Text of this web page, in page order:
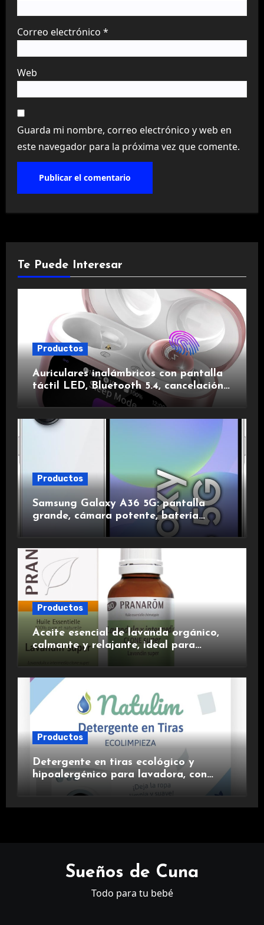
Correo electrónico *
Web
Guarda mi nombre, correo electrónico y web en
este navegador para la próxima vez que comente.
Te Puede Interesar
Productos
Auriculares inalámbricos con pantalla
táctil LED, Bluetooth 5.4, cancelación
de ruido, impermeables y de larga
Productos
Samsung Galaxy A36 5G: pantalla
grande, cámara potente, batería
duradera y carga rápida para una
experiencia premium.
Productos
Aceite esencial de lavanda orgánico,
calmante y relajante, ideal para
Productos
Detergente en tiras ecológico y
hipoalergénico para lavadora, con
suavizante incluido y fragancia de
lavanda.
Sueños de Cuna
Todo para tu bebé